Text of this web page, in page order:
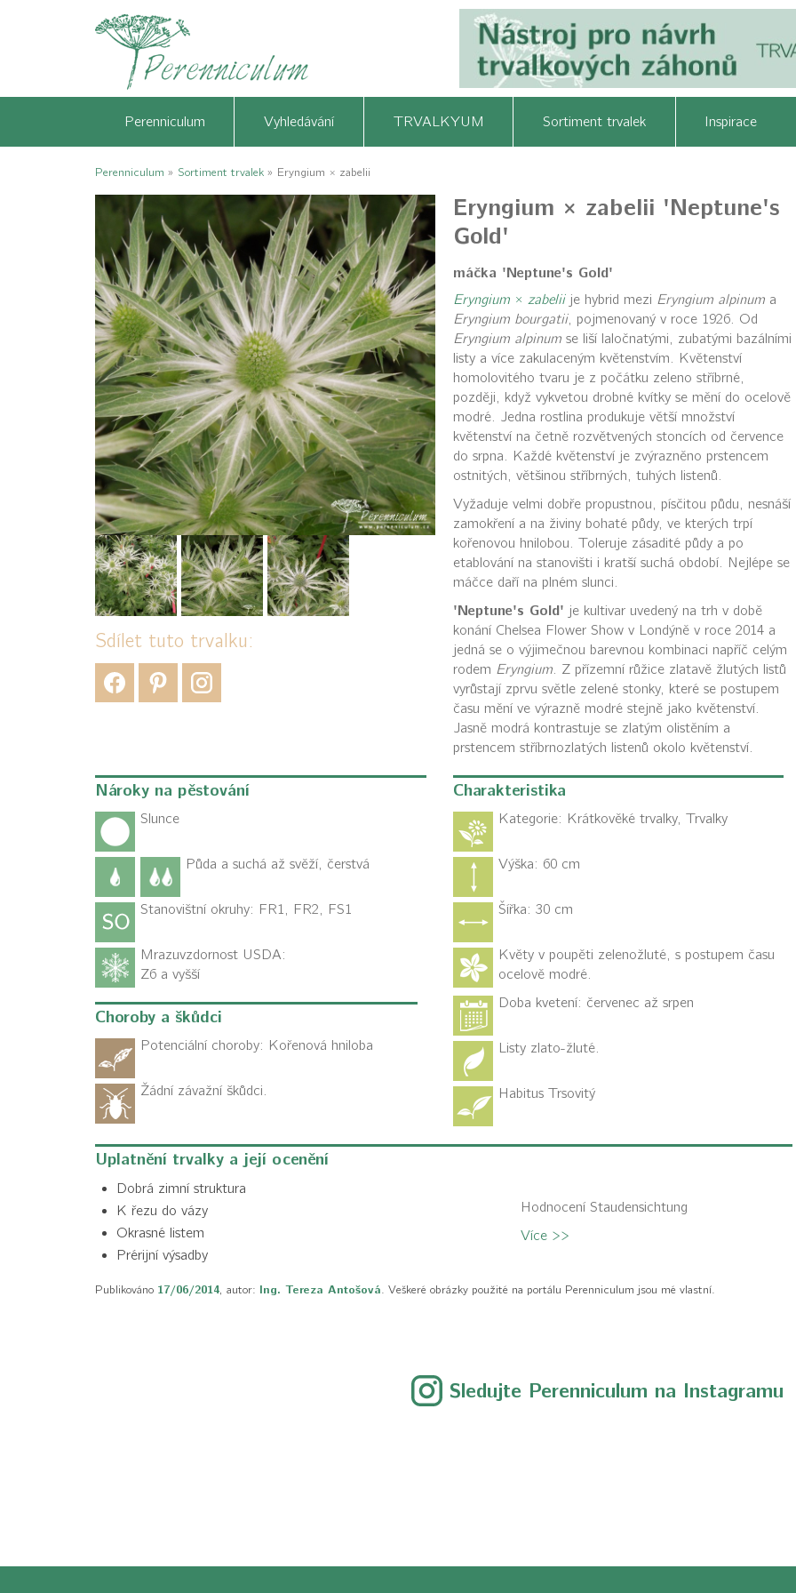
Perenniculum Vyhledávání TRVALKYUM Sortiment trvalek Inspirace
Perenniculum » Sortiment trvalek » Eryngium × zabelii
Sdílet tuto trvalku:
Eryngium × zabelii 'Neptune's
Gold'
máčka 'Neptune's Gold'
Eryngium× zabeliije hybrid mezi Eryngium alpinuma
Eryngium bourgatii, pojmenovaný v roce 1926. Od
Eryngium alpinumse liší laločnatými, zubatými bazálními
listy a více zakulaceným květenstvím. Květenství
homolovitého tvaru je z počátku zeleno stříbrné,
později, když vykvetou drobné kvítky se mění do ocelově
modré. Jedna rostlina produkuje větší množství
květenství na četně rozvětvených stoncích od července
do srpna. Každé květenství je zvýrazněno prstencem
ostnitých, většinou stříbrných, tuhých listenů.
Vyžaduje velmi dobře propustnou, písčitou půdu, nesnáší
zamokření a na živiny bohaté půdy, ve kterých trpí
kořenovou hnilobou. Toleruje zásadité půdy a po
etablování na stanovišti i kratší suchá období. Nejlépe se
máčce daří na plném slunci.
'Neptune's Gold' je kultivar uvedený na trh v době
konání Chelsea Flower Show v Londýně v roce 2014 a
jedná se o výjimečnou barevnou kombinaci napříč celým
rodem Eryngium. Z přízemní růžice zlatavě žlutých listů
vyrůstají zprvu světle zelené stonky, které se postupem
času mění ve výrazně modré stejně jako květenství.
Jasně modrá kontrastuje se zlatým olistěním a
prstencem stříbrnozlatých listenů okolo květenství.
Nároky na pěstování
Slunce
Půda a suchá až svěží, čerstvá
Stanovištní okruhy: FR1, FR2, FS1
Mrazuvzdornost USDA:
Z6 a vyšší
Choroby a škůdci
Potenciální choroby: Kořenová hniloba
Žádní závažní škůdci.
Charakteristika
Kategorie: Krátkověké trvalky, Trvalky
Výška: 60 cm
Šířka: 30 cm
Květy v poupěti zelenožluté, s postupem času
ocelově modré.
Doba kvetení: červenec až srpen
Listy zlato-žluté.
Habitus Trsovitý
Uplatnění trvalky a její ocenění
Dobrá zimní struktura
K řezu do vázy
Okrasné listem
Prérijní výsadby
Hodnocení Staudensichtung
Více >>
Publikováno 17/06/2014, autor: Ing. Tereza Antošová. Veškeré obrázky použité na portálu Perenniculum jsou mé vlastní.
Sledujte Perenniculum na Instagramu